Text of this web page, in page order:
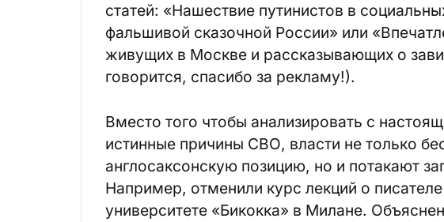
статей: «Нашествие путинистов в
фальшивой сказочной России» или
живущих в Москве и рассказывающих о
говорится, спасибо за рекламу!).
Вместо того чтобы анализировать c
истинные причины СВО, власти не только
англосаксонскую позицию, но и потакают
Например, отменили курс лекций о
университете «Бикокка» в Милане.